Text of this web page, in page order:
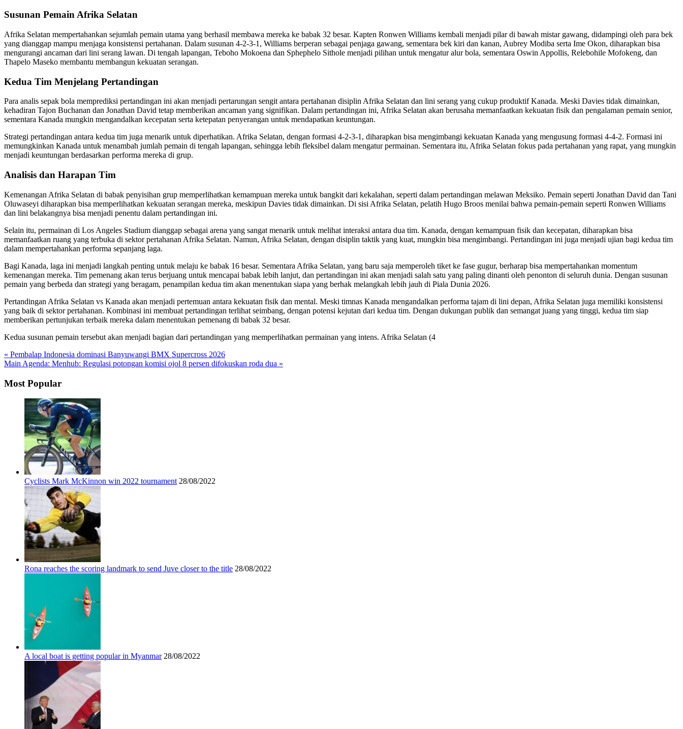
Susunan Pemain Afrika Selatan
Afrika Selatan mempertahankan sejumlah pemain utama yang berhasil membawa mereka ke babak 32 besar. Kapten Ronwen Williams kembali menjadi pilar di bawah mistar gawang, didampingi oleh para bek
yang dianggap mampu menjaga konsistensi pertahanan. Dalam susunan 4-2-3-1, Williams berperan sebagai penjaga gawang, sementara bek kiri dan kanan, Aubrey Modiba serta Ime Okon, diharapkan bisa
mengurangi ancaman dari lini serang lawan. Di tengah lapangan, Teboho Mokoena dan Sphephelo Sithole menjadi pilihan untuk mengatur alur bola, sementara Oswin Appollis, Relebohile Mofokeng, dan
Thapelo Maseko membantu membangun kekuatan serangan.
Kedua Tim Menjelang Pertandingan
Para analis sepak bola memprediksi pertandingan ini akan menjadi pertarungan sengit antara pertahanan disiplin Afrika Selatan dan lini serang yang cukup produktif Kanada. Meski Davies tidak dimainkan,
kehadiran Tajon Buchanan dan Jonathan David tetap memberikan ancaman yang signifikan. Dalam pertandingan ini, Afrika Selatan akan berusaha memanfaatkan kekuatan fisik dan pengalaman pemain senior,
sementara Kanada mungkin mengandalkan kecepatan serta ketepatan penyerangan untuk mendapatkan keuntungan.
Strategi pertandingan antara kedua tim juga menarik untuk diperhatikan. Afrika Selatan, dengan formasi 4-2-3-1, diharapkan bisa mengimbangi kekuatan Kanada yang mengusung formasi 4-4-2. Formasi ini
memungkinkan Kanada untuk menambah jumlah pemain di tengah lapangan, sehingga lebih fleksibel dalam mengatur permainan. Sementara itu, Afrika Selatan fokus pada pertahanan yang rapat, yang mungkin
menjadi keuntungan berdasarkan performa mereka di grup.
Analisis dan Harapan Tim
Kemenangan Afrika Selatan di babak penyisihan grup memperlihatkan kemampuan mereka untuk bangkit dari kekalahan, seperti dalam pertandingan melawan Meksiko. Pemain seperti Jonathan David dan Tani
Oluwaseyi diharapkan bisa memperlihatkan kekuatan serangan mereka, meskipun Davies tidak dimainkan. Di sisi Afrika Selatan, pelatih Hugo Broos menilai bahwa pemain-pemain seperti Ronwen Williams
dan lini belakangnya bisa menjadi penentu dalam pertandingan ini.
Selain itu, permainan di Los Angeles Stadium dianggap sebagai arena yang sangat menarik untuk melihat interaksi antara dua tim. Kanada, dengan kemampuan fisik dan kecepatan, diharapkan bisa
memanfaatkan ruang yang terbuka di sektor pertahanan Afrika Selatan. Namun, Afrika Selatan, dengan disiplin taktik yang kuat, mungkin bisa mengimbangi. Pertandingan ini juga menjadi ujian bagi kedua tim
dalam mempertahankan performa sepanjang laga.
Bagi Kanada, laga ini menjadi langkah penting untuk melaju ke babak 16 besar. Sementara Afrika Selatan, yang baru saja memperoleh tiket ke fase gugur, berharap bisa mempertahankan momentum
kemenangan mereka. Tim pemenang akan terus berjuang untuk mencapai babak lebih lanjut, dan pertandingan ini akan menjadi salah satu yang paling dinanti oleh penonton di seluruh dunia. Dengan susunan
pemain yang berbeda dan strategi yang beragam, penampilan kedua tim akan menentukan siapa yang berhak melangkah lebih jauh di Piala Dunia 2026.
Pertandingan Afrika Selatan vs Kanada akan menjadi pertemuan antara kekuatan fisik dan mental. Meski timnas Kanada mengandalkan performa tajam di lini depan, Afrika Selatan juga memiliki konsistensi
yang baik di sektor pertahanan. Kombinasi ini membuat pertandingan terlihat seimbang, dengan potensi kejutan dari kedua tim. Dengan dukungan publik dan semangat juang yang tinggi, kedua tim siap
memberikan pertunjukan terbaik mereka dalam menentukan pemenang di babak 32 besar.
Kedua susunan pemain tersebut akan menjadi bagian dari pertandingan yang memperlihatkan permainan yang intens. Afrika Selatan (4
« Pembalap Indonesia dominasi Banyuwangi BMX Supercross 2026
Main Agenda: Menhub: Regulasi potongan komisi ojol 8 persen difokuskan roda dua »
Most Popular
Cyclists Mark McKinnon win 2022 tournament 28/08/2022
Rona reaches the scoring landmark to send Juve closer to the title 28/08/2022
A local boat is getting popular in Myanmar 28/08/2022